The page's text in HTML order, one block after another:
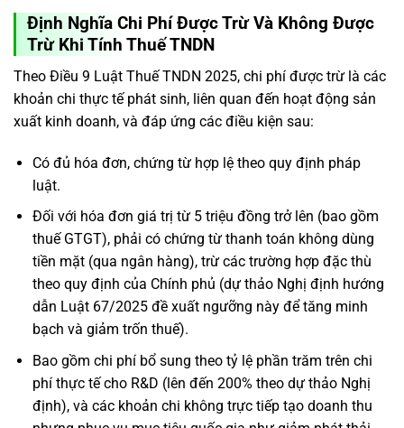
Định Nghĩa Chi Phí Được Trừ Và Không Được
Trừ Khi Tính Thuế TNDN
Theo Điều 9 Luật Thuế TNDN 2025, chi phí được trừ là các
khoản chi thực tế phát sinh, liên quan đến hoạt động sản
xuất kinh doanh, và đáp ứng các điều kiện sau:
Có đủ hóa đơn, chứng từ hợp lệ theo quy định pháp
luật.
Đối với hóa đơn giá trị từ 5 triệu đồng trở lên (bao gồm
thuế GTGT), phải có chứng từ thanh toán không dùng
tiền mặt (qua ngân hàng), trừ các trường hợp đặc thù
theo quy định của Chính phủ (dự thảo Nghị định hướng
dẫn Luật 67/2025 đề xuất ngưỡng này để tăng minh
bạch và giảm trốn thuế).
Bao gồm chi phí bổ sung theo tỷ lệ phần trăm trên chi
phí thực tế cho R&D (lên đến 200% theo dự thảo Nghị
định), và các khoản chi không trực tiếp tạo doanh thu